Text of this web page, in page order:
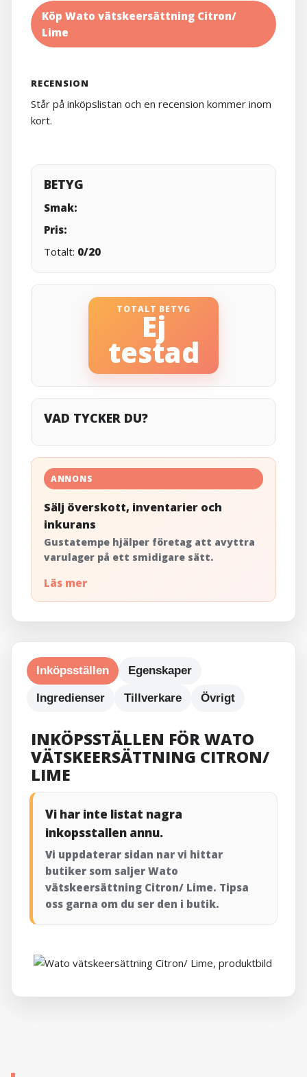
Köp Wato vätskeersättning Citron/
Lime
RECENSION
Står på inköpslistan och en recension kommer inom
kort.
BETYG
Smak:
Pris:
Totalt: 0/20
TOTALT BETYG
Ej
testad
VAD TYCKER DU?
ANNONS
Sälj överskott, inventarier och
inkurans
Gustatempe hjälper företag att avyttra
varulager på ett smidigare sätt.
Läs mer
Inköpsställen Egenskaper
Ingredienser Tillverkare Övrigt
INKÖPSSTÄLLEN FÖR WATO
VÄTSKEERSÄTTNING CITRON/
LIME
Vi har inte listat nagra
inkopsstallen annu.
Vi uppdaterar sidan nar vi hittar
butiker som saljer Wato
vätskeersättning Citron/ Lime. Tipsa
oss garna om du ser den i butik.